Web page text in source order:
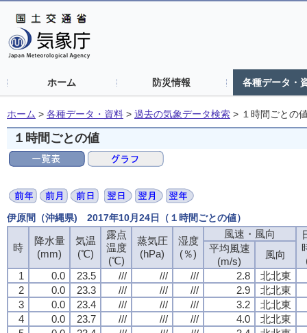
ホーム 防災情報 各種データ・
ホーム > 各種データ・資料 > 過去の気象データ検索 > １時間ごとの
１時間ごとの値
伊原間（沖縄県) 2017年10月24日（１時間ごとの値）
時
降水量
(mm)
気温
(℃)
露点
温度
(℃)
蒸気圧
(hPa)
湿度
(％)
風速・風向
平均風速
(m/s)
風向
1
0.0 23.5 /// /// /// 2.8
北北東
2
0.0 23.3 /// /// /// 2.9
北北東
3
0.0 23.4 /// /// /// 3.2
北北東
4
0.0 23.7 /// /// /// 4.0
北北東